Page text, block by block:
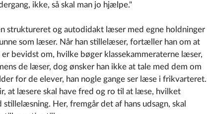
ikke, så skal man jo hjælpe."
struktureret og autodidakt læser med egne holdninger
som læser. Når han stillelæser, fortæller han om at
er bevidst om, hvilke bøger klassekammeraterne læser,
de læser, dog ønsker han ikke at tale med dem om
for de elever, han nogle gange ser læse i frikvarteret.
at læsere skal have fred og ro til at læse, hvilket
Her, fremgår det af hans udsagn, skal